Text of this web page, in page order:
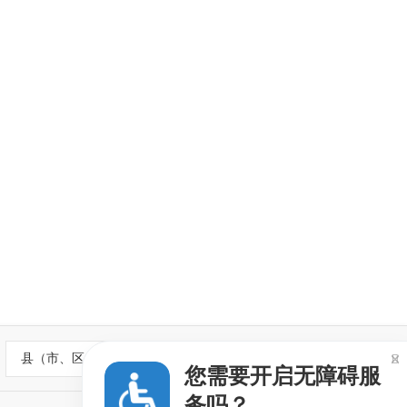
县（市、区）政府网站
您需要开启无障碍服
